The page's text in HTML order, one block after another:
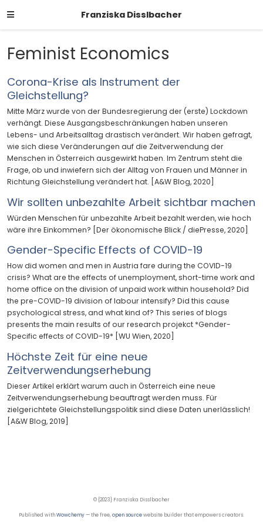
Franziska Disslbacher
Feminist Economics
Corona-Krise als Instrument der
Gleichstellung?
Mitte März wurde von der Bundesregierung der (erste) Lockdown
verhängt. Diese Ausgangsbeschränkungen haben unseren
Lebens- und Arbeitsalltag drastisch verändert. Wir haben gefragt,
wie sich diese Veränderungen auf die Zeitverwendung der
Menschen in Österreich ausgewirkt haben. Im Zentrum steht die
Frage, ob und inwiefern sich der Alltag von Frauen und Männer in
Richtung Gleichstellung verändert hat. [A&W Blog, 2020]
Wir sollten unbezahlte Arbeit sichtbar machen
Würden Menschen für unbezahlte Arbeit bezahlt werden, wie hoch
wäre ihre Einkommen? [Der ökonomische Blick / diePresse, 2020]
Gender-Specific Effects of COVID-19
How did women and men in Austria fare during the COVID-19
crisis? What are the effects of unemployment, short-time work and
home office on the division of unpaid work within household? Did
the pre-COVID-19 division of labour intensify? Did this cause
psychological stress, and what kind of? This series of blogs
presents the main results of our research projekct *Gender-
Specific effects of COVID-19* [WU Wien, 2020]
Höchste Zeit für eine neue
Zeitverwendungserhebung
Dieser Artikel erklärt warum auch in Österreich eine neue
Zeitverwendungserhebung beauftragt werden muss. Für
zielgerichtete Gleichstellungspolitik sind diese Daten unerlässlich!
[A&W Blog, 2019]
© {2023} Franziska Disslbacher
Published withWowchemy— the free, open sourcewebsite builder that empowers creators.